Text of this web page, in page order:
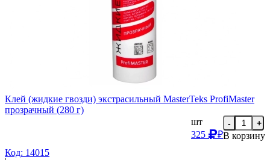
Клей (жидкие гвозди) экстрасильный MasterTeks ProfiMaster
прозрачный (280 г)
шт
325
₽
- +
В корзину
Код: 14015